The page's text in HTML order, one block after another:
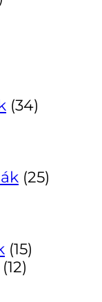
(34)
(25)
(15)
(12)